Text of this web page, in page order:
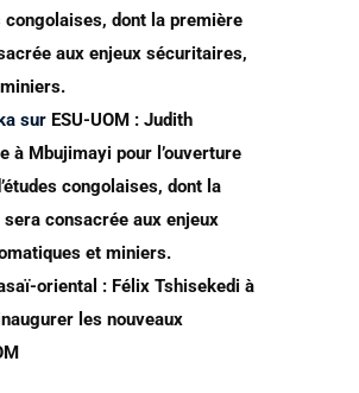
congolaises, dont la première
aux enjeux sécuritaires,
sur ESU-UOM : Judith
à Mbujimayi pour l’ouverture
congolaises, dont la
consacrée aux enjeux
et miniers.
oriental : Félix Tshisekedi à
les nouveaux